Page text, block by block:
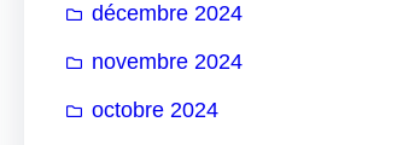
décembre 2024
novembre 2024
octobre 2024